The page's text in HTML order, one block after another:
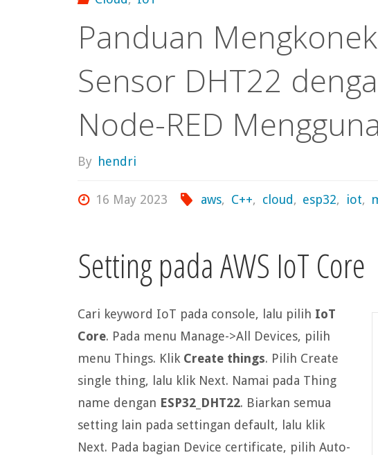
Panduan
Sensor DHT22
Node-RED
By hendri
16 May 2023 aws, C++, cloud, esp32, iot,
Setting pada AWS IoT Core
Cari keyword IoT pada console, lalu pilih IoT
Core. Pada menu Manage->All Devices, pilih
menu Things. Klik Create things. Pilih Create
single thing, lalu klik Next. Namai pada Thing
name dengan ESP32_DHT22. Biarkan semua
setting lain pada settingan default, lalu klik
Next. Pada bagian Device certificate, pilih Auto-